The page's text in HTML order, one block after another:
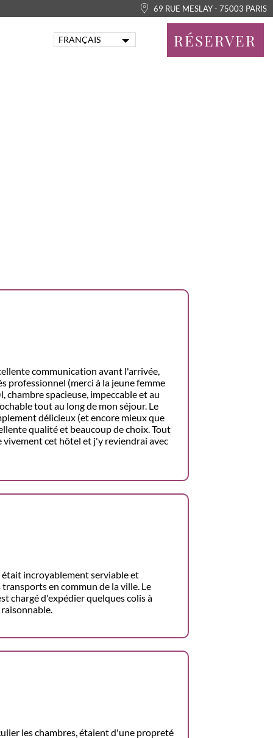
69 RUE MESLAY - 75003 PARIS
FRANÇAIS
RÉSERVER
communication avant l'arrivée,
professionnel (merci à la jeune femme
chambre spacieuse, impeccable et au
tout au long de mon séjour. Le
délicieux (et encore mieux que
qualité et beaucoup de choix. Tout
cet hôtel et j'y reviendrai avec
incroyablement serviable et
en commun de la ville. Le
chargé d'expédier quelques colis à
les chambres, étaient d'une propreté